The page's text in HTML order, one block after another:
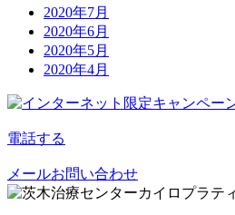
2020年7月
2020年6月
2020年5月
2020年4月
電話する
メールお問い合わせ